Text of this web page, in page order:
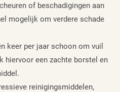
of beschadigingen aan
mogelijk om verdere schade
keer per jaar schoon om vuil
hiervoor een zachte borstel en
reinigingsmiddelen,